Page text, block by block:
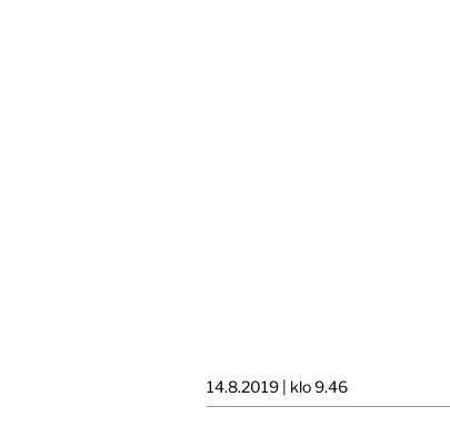
14.8.2019 | klo 9.46